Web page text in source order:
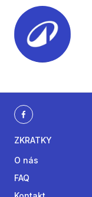
ZKRATKY
O nás
FAQ